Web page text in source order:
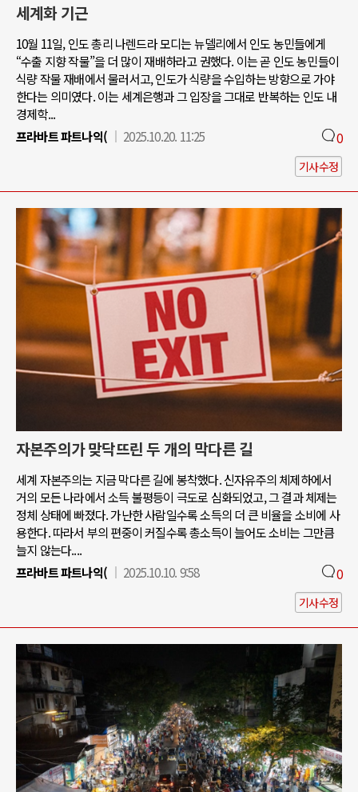
세계화 기근
10월 11일, 인도 총리 나렌드라 모디는 뉴델리에서 인도 농민들에게
“수출 지향 작물”을 더 많이 재배하라고 권했다. 이는 곧 인도 농민들이
식량 작물 재배에서 물러서고, 인도가 식량을 수입하는 방향으로 가야
한다는 의미였다. 이는 세계은행과 그 입장을 그대로 반복하는 인도 내
경제학...
프라바트 파트나익(
2025.10.20. 11:25 0
기사수정
자본주의가 맞닥뜨린 두 개의 막다른 길
세계 자본주의는 지금 막다른 길에 봉착했다. 신자유주의 체제하에서
거의 모든 나라에서 소득 불평등이 극도로 심화되었고, 그 결과 체제는
정체 상태에 빠졌다. 가난한 사람일수록 소득의 더 큰 비율을 소비에 사
용한다. 따라서 부의 편중이 커질수록 총소득이 늘어도 소비는 그만큼
늘지 않는다....
프라바트 파트나익(
2025.10.10. 9:58 0
기사수정